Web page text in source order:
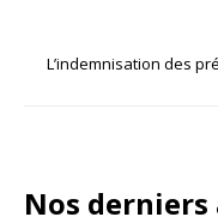
L’indemnisation des
Nos